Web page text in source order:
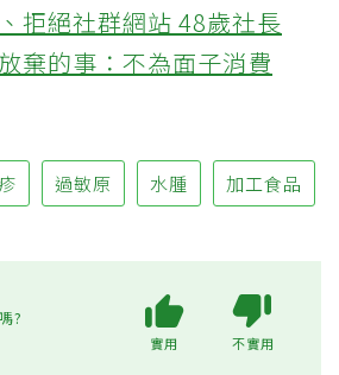
拒絕社群網站 48歲社長
棄的事：不為面子消費
過敏原 水腫 加工食品
?
實用 不實用